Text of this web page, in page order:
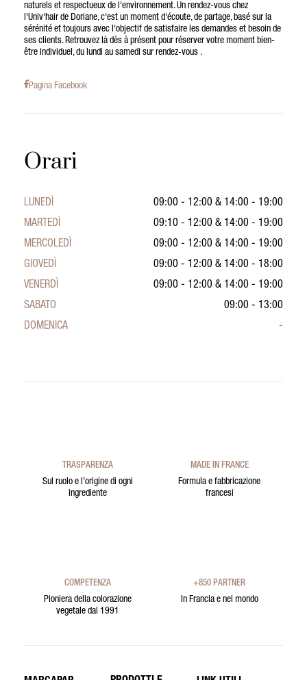
naturels et respectueux de l'environnement. Un rendez-vous chez
l'Univ'hair de Doriane, c'est un moment d'écoute, de partage, basé sur la
sérénité et toujours avec l'objectif de satisfaire les demandes et besoin de
ses clients. Retrouvez là dès à présent pour réserver votre moment bien-
être individuel, du lundi au samedi sur rendez-vous .
Pagina Facebook
Orari
LUNEDÌ 09:00 - 12:00 & 14:00 - 19:00
MARTEDÌ
09:10 - 12:00 & 14:00 - 19:00
MERCOLEDÌ
09:00 - 12:00 & 14:00 - 19:00
GIOVEDÌ
09:00 - 12:00 & 14:00 - 18:00
VENERDÌ
09:00 - 12:00 & 14:00 - 19:00
SABATO
09:00 - 13:00
DOMENICA
-
TRASPARENZA
Sul ruolo e l’origine di ogni
ingrediente
MADE IN FRANCE
Formula e fabbricazione
francesi
COMPETENZA
Pioniera della colorazione
vegetale dal 1991
+850 PARTNER
In Francia e nel mondo